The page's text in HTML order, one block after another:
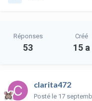
Réponses
53
Créé
15 a
clarita472
Posté le 17